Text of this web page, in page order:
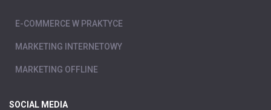
E-COMMERCE W PRAKTYCE
MARKETING INTERNETOWY
MARKETING OFFLINE
SOCIAL MEDIA